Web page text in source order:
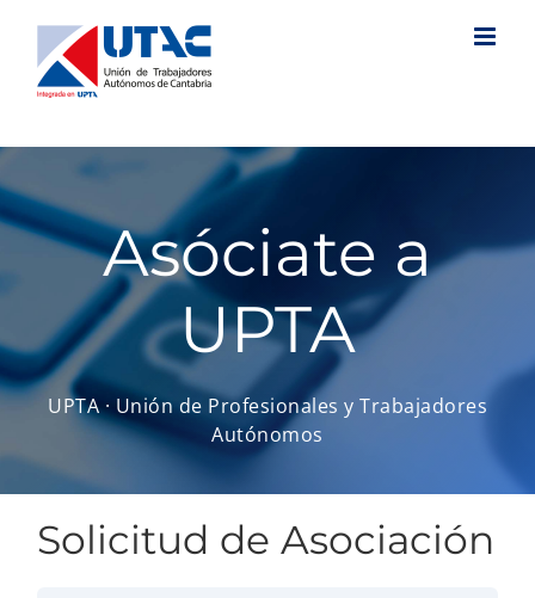
contenido
Asóciate a
UPTA
UPTA · Unión de Profesionales y Trabajadores
Autónomos
Solicitud de Asociación